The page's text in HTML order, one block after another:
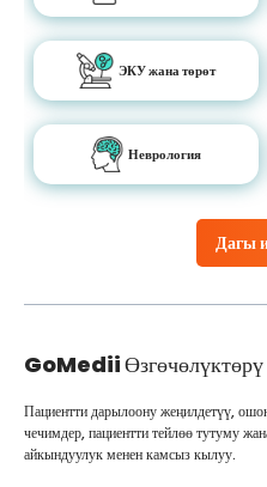
Дагы
ЭКУ жана төрөт
Неврология
GoMediiӨзгөчөлүктөрү
Пациентти дарылоону жеңилдетүү,
чечимдер, пациентти тейлөө тутуму
айкындуулук менен камсыз кылуу.